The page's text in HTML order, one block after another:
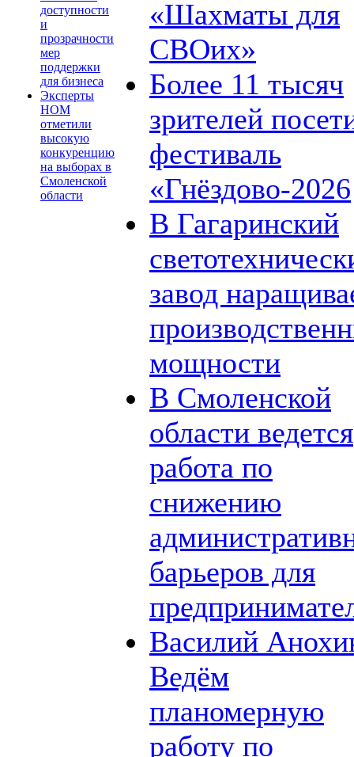
доступности
и
прозрачности
мер
поддержки
для бизнеса
Эксперты
НОМ
отметили
высокую
конкуренцию
на выборах в
Смоленской
области
«Шахматы для
СВОих»
Более 11 тысяч
зрителей
фестиваль
«Гнёздово-2026
В Гагаринский
завод
мощности
В Смоленской
области ведется
работа по
снижению
барьеров для
Василий
Ведём
планомерную
работу по